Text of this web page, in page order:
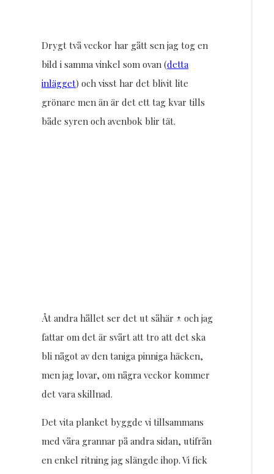
Drygt två veckor har gått sen jag tog en
bild i samma vinkel som ovan (detta
inlägget) och visst har det blivit lite
grönare men än är det ett tag kvar tills
både syren och avenbok blir tät.
Åt andra hållet ser det ut såhär ↑ och jag
fattar om det är svårt att tro att det ska
bli något av den taniga pinniga häcken,
men jag lovar, om några veckor kommer
det vara skillnad.
Det vita planket byggde vi tillsammans
med våra grannar på andra sidan, utifrån
en enkel ritning jag slängde ihop. Vi fick